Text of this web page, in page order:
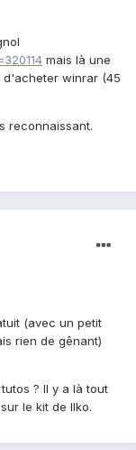
mais là une
d'acheter winrar (45
reconnaissant.
(avec un petit
rien de gênant)
? Il y a là tout
le kit de Ilko.